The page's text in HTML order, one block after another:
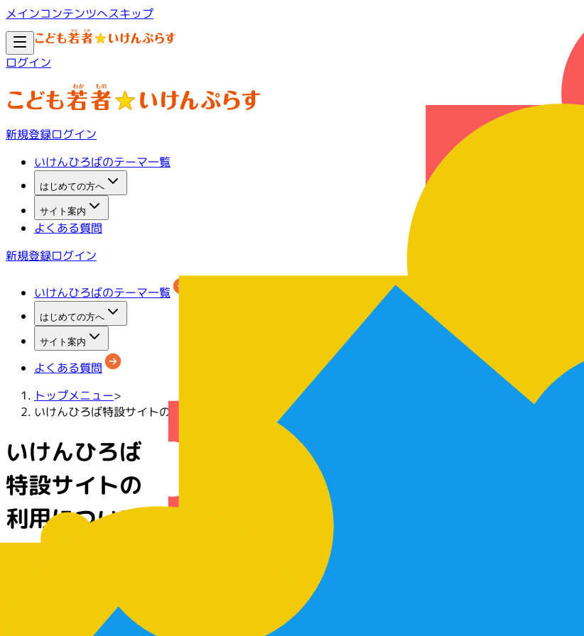
メインコンテンツへスキップ
ログイン
新規登録ログイン
いけんひろばのテーマ一覧
はじめての方へ
サイト案内
よくある質問
新規登録ログイン
いけんひろばのテーマ一覧
はじめての方へ
サイト案内
よくある質問
トップメニュー>
いけんひろば特設サイトの利用について
いけんひろば
特設サイトの
利用について
このページには、「いけんひろば特設サイト」（以下「特設サイト」といいます。）を利用するときの注意点や
サイトに「ログイン」する前に、必ず確認してください。 ログインした時点で、下記の内容を確認して同意した